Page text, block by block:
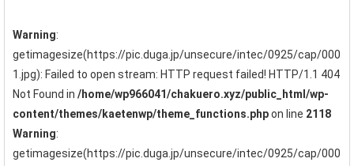
Warning:
getimagesize(https://pic.duga.jp/unsecure/intec/0925/cap/000
1.jpg): Failed to open stream: HTTP request failed! HTTP/1.1 404
Not Found in /home/wp966041/chakuero.xyz/public_html/wp-
content/themes/kaetenwp/theme_functions.phpon line 2118
Warning:
getimagesize(https://pic.duga.jp/unsecure/intec/0925/cap/000